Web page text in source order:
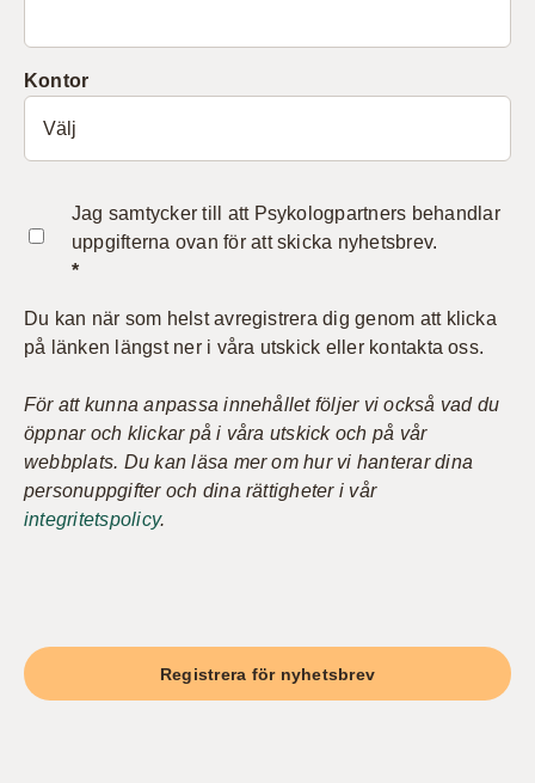
Kontor
Jag samtycker till att Psykologpartners behandlar
uppgifterna ovan för att skicka nyhetsbrev.
*
Du kan när som helst avregistrera dig genom att klicka
på länken längst ner i våra utskick eller kontakta oss.
För att kunna anpassa innehållet följer vi också vad du
öppnar och klickar på i våra utskick och på vår
webbplats. Du kan läsa mer om hur vi hanterar dina
personuppgifter och dina rättigheter i vår
integritetspolicy.